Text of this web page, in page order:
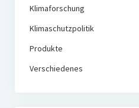
Klimaforschung
Klimaschutzpolitik
Produkte
Verschiedenes